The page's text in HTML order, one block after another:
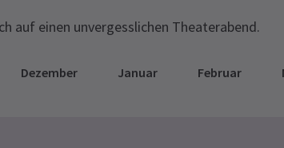
auf einen unvergesslichen Theaterabend.
Dezember Januar Februar